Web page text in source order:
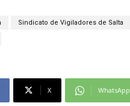
Sindicato de Vigiladores de Salta
X WhatsApp